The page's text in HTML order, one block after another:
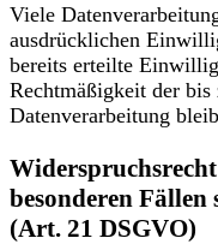
Viele
ausdrücklichen
bereits erteilte
Rechtmäßigkeit der
Datenverarbeitung
besonderen Fällen
(Art. 21 DSGVO)